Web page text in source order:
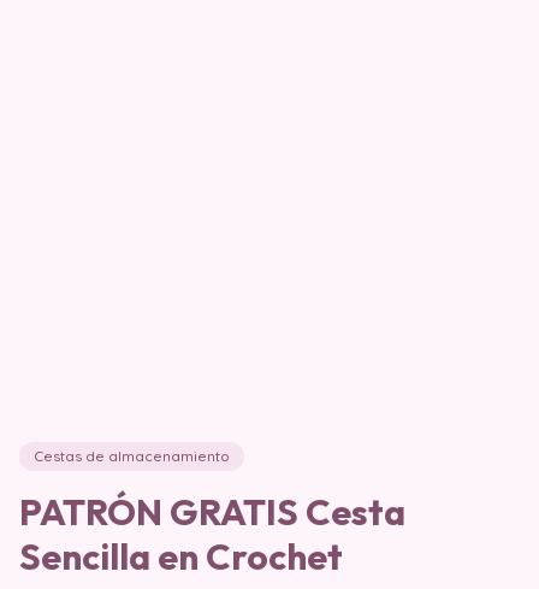
Cestas de almacenamiento
PATRÓN GRATIS Cesta
Sencilla en Crochet